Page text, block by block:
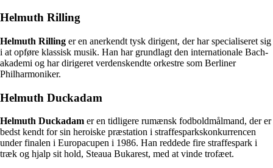
Helmuth Rilling
Helmuth Rilling er en anerkendt tysk dirigent, der har specialiseret sig
i at opføre klassisk musik. Han har grundlagt den internationale Bach-
akademi og har dirigeret verdenskendte orkestre som Berliner
Philharmoniker.
Helmuth Duckadam
Helmuth Duckadam er en tidligere rumænsk fodboldmålmand, der er
bedst kendt for sin heroiske præstation i straffesparkskonkurrencen
under finalen i Europacupen i 1986. Han reddede fire straffespark i
træk og hjalp sit hold, Steaua Bukarest, med at vinde trofæet.